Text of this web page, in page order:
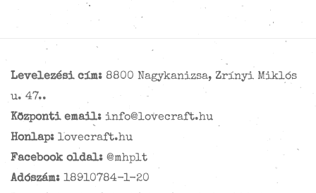
Levelezési cím: 8800 Nagykanizsa, Zrínyi Miklós
u. 47..
Központi email: info@lovecraft.hu
Honlap: lovecraft.hu
Facebook oldal: @mhplt
Adószám: 18910784-1-20